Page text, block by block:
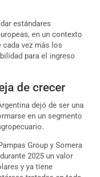
estándares
en un contexto
cada vez más los
para el ingreso
de crecer
dejó de ser una
en un segmento
Group y Somera
2025 un valor
y ya tiene